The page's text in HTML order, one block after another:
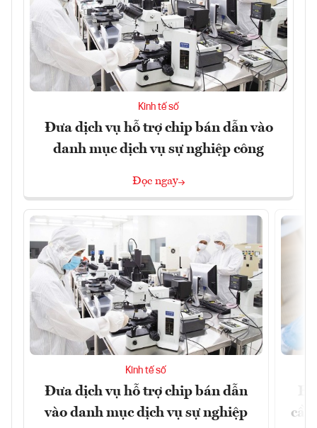
Kinh tế số
Đưa dịch vụ hỗ trợ chip bán dẫn vào
danh mục dịch vụ sự nghiệp công
Đọc ngay
Kinh tế số
Đưa dịch vụ hỗ trợ chip bán dẫn
vào danh mục dịch vụ sự nghiệp